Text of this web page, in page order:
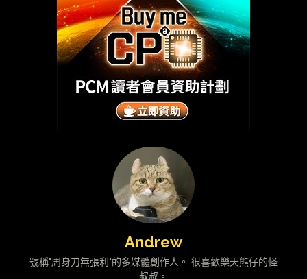
Andrew
號稱"周身刀無張利"的多媒體創作人。 很喜歡樂天熊仔的怪
叔叔。